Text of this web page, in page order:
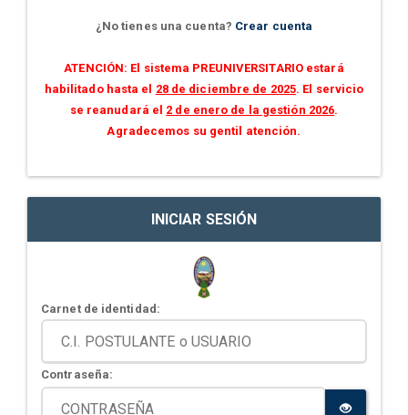
¿No tienes una cuenta? Crear cuenta
ATENCIÓN: El sistema PREUNIVERSITARIO estará
habilitado hasta el 28 de diciembre de 2025. El servicio
se reanudará el 2 de enero de la gestión 2026.
Agradecemos su gentil atención.
INICIAR SESIÓN
Carnet de identidad:
Contraseña: